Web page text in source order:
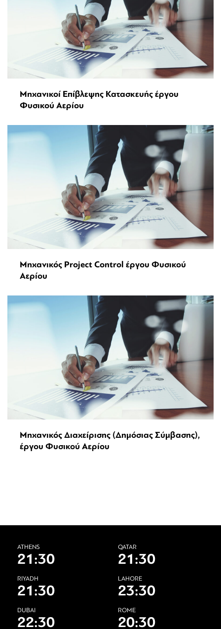
Μηχανικοί Επίβλεψης Κατασκευής έργου
Φυσικού Αερίου
Μηχανικός Project Control έργου Φυσικού
Αερίου
Μηχανικός Διαχείρισης (Δημόσιας Σύμβασης),
έργου Φυσικού Αερίου
ATHENS
21:30
QATAR
21:30
RIYADH
21:30
LAHORE
23:30
DUBAI
22:30
ROME
20:30